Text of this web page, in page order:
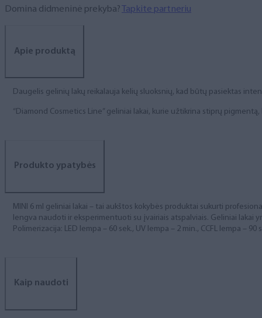
Domina didmeninė prekyba? Tapkite partneriu
Apie produktą
Daugelis gelinių lakų reikalauja kelių sluoksnių, kad būtų pasiektas
“Diamond Cosmetics Line” geliniai lakai, kurie užtikrina stiprų
Produkto ypatybės
MINI 6 ml geliniai lakai – tai aukštos kokybės produktai sukurti
lengva naudoti ir eksperimentuoti su įvairiais atspalviais. Geliniai lakai
Polimerizacija: LED lempa – 60 sek., UV lempa – 2 min., CCFL lempa – 90
Kaip naudoti